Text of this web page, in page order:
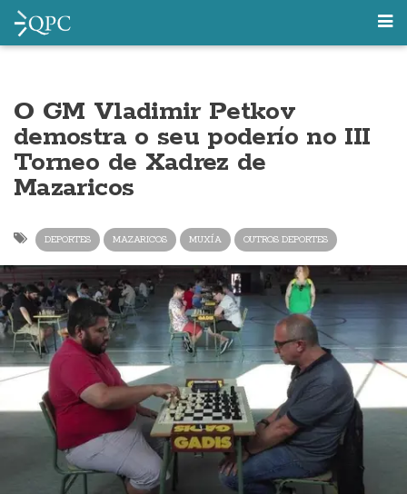
O GM Vladimir Petkov
demostra o seu poderío no III
Torneo de Xadrez de
Mazaricos
DEPORTES MAZARICOS MUXÍA OUTROS DEPORTES